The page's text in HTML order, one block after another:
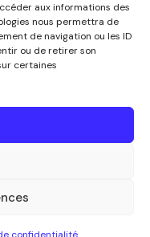
aux informations des
nous permettra de
de navigation ou les ID
ou de retirer son
certaines
GROUP© 2013-